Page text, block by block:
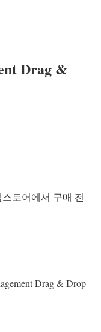
Drag &
토어에서 구매 전
Drag & Drop